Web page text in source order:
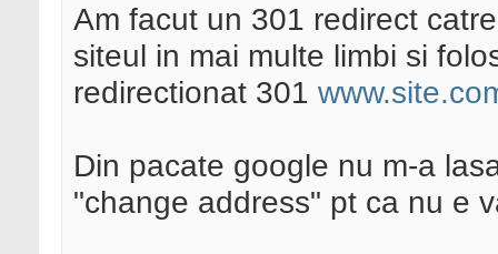
Am facut un 301 redirect
siteul in mai multe limbi si
redirectionat 301
Din pacate google nu m-a
"change address" pt ca nu e